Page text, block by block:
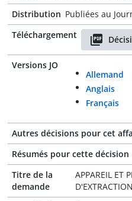
Distribution Publiées au
Téléchargement
Versions JO
Allemand
Anglais
Français
Autres décisions pour cet
Résumés pour cette décision
Titre de la
demande
APPAREIL ET